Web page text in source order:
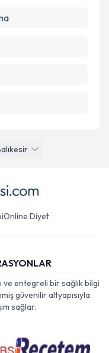
Online Diyet
ve entegreli bir sağlık bilgi
güvenilir altyapısıyla
sağlar.